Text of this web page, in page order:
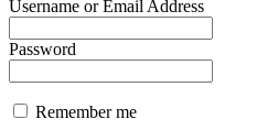
Username or Email Address
Password
Remember me